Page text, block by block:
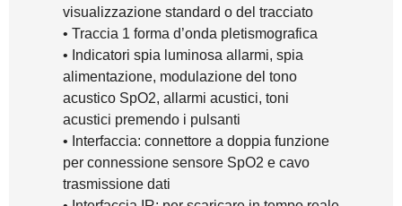
visualizzazione standard o del tracciato
• Traccia 1 forma d’onda pletismografica
• Indicatori spia luminosa allarmi, spia
alimentazione, modulazione del tono
acustico SpO2, allarmi acustici, toni
acustici premendo i pulsanti
• Interfaccia: connettore a doppia funzione
per connessione sensore SpO2 e cavo
trasmissione dati